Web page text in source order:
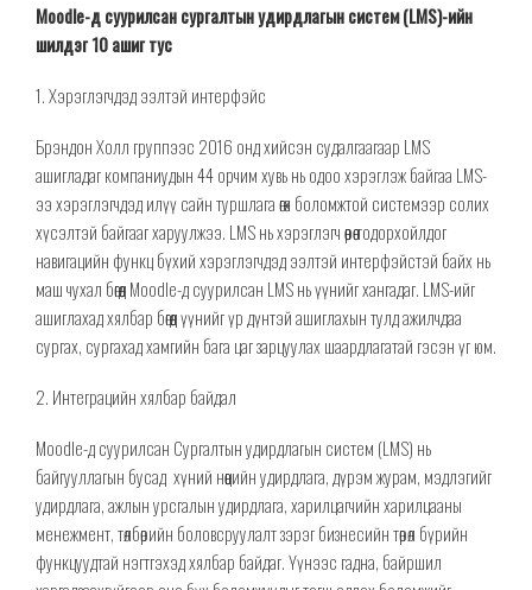
Moodle-д суурилсан сургалтын удирдлагын систем (LMS)-ийн
шилдэг 10 ашиг тус
1. Хэрэглэгчдэд ээлтэй интерфэйс
Брэндон Холл группээс 2016 онд хийсэн судалгаагаар LMS
ашигладаг компаниудын 44 орчим хувь ньодоо хэрэглэж байгаа LMS-
ээхэрэглэгчдэд илүү сайн туршлага өгөх боломжтой системээр солих
хүсэлтэй байгааг харуулжээ. LMS ньхэрэглэгчөөрөөтодорхойлдог
навигацийн функц бүхий хэрэглэгчдэд ээлтэй интерфэйстэй байх нь
маш чухал бөгөөд Moodle-д суурилсан LMS нь үүнийг хангадаг. LMS-ийг
ашиглахад хялбар бөгөөд үүнийг үр дүнтэй ашиглахын тулд ажилчдаа
сургах, сургахад хамгийн бага цаг зарцуулах шаардлагатай гэсэн үг юм.
2. Интеграцийн хялбар байдал
Moodle-д суурилсан Сургалтын удирдлагын систем (LMS) нь
байгууллагын бусад хүний ​​нөөцийн удирдлага, дүрэм журам, мэдлэгийг
удирдлага, ажлын урсгалын удирдлага, харилцагчийн харилцааны
менежмент, төлбөрийн боловсруулалт зэрэг бизнесийн төрөл бүрийн
функцуудтай нэгтгэхэд хялбар байдаг. Үүнээс гадна, байршил